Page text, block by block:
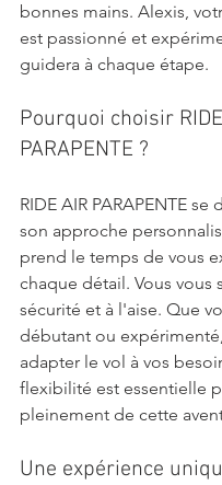
bonnes mains. Alexis,
est passionné et
guidera à chaque étape.
Pourquoi choisir
PARAPENTE ?
RIDE AIR PARAPENTE
son approche
prend le temps de vous
chaque détail. Vous vous
sécurité et à l'aise. Que
débutant ou
adapter le vol à vos
flexibilité est essentielle
pleinement de cette
Une expérience